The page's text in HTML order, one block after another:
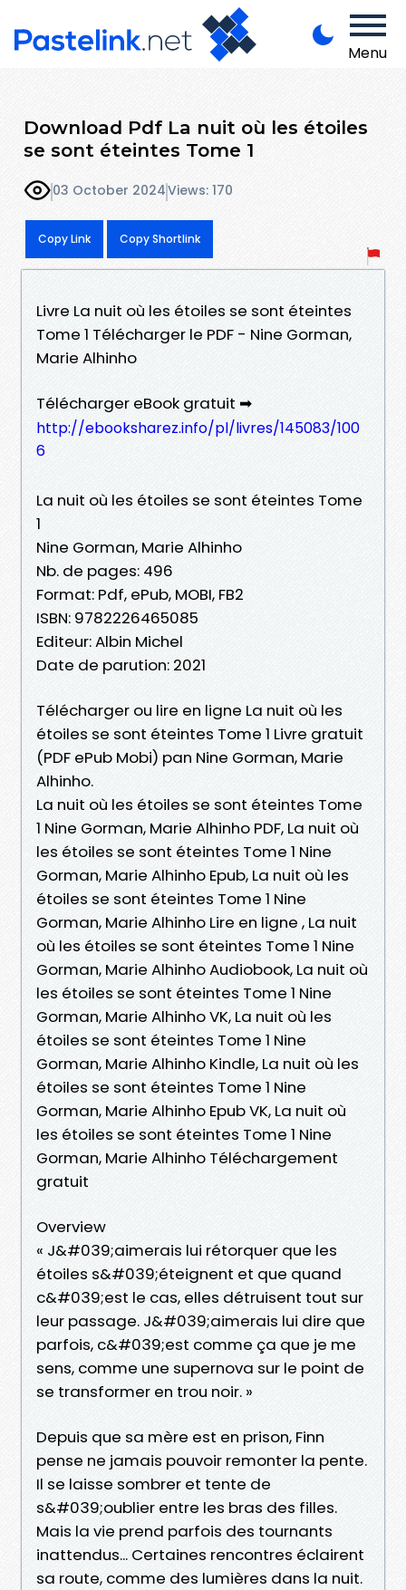
Menu
Download Pdf La nuit où les étoiles
se sont éteintes Tome 1
03 October 2024Views: 170
Copy Link Copy Shortlink
Livre La nuit où les étoiles se sont éteintes
Tome 1 Télécharger le PDF - Nine Gorman,
Marie Alhinho
Télécharger eBook gratuit ➡
http://ebooksharez.info/pl/livres/145083/100
6
La nuit où les étoiles se sont éteintes Tome
1
Nine Gorman, Marie Alhinho
Nb. de pages: 496
Format: Pdf, ePub, MOBI, FB2
ISBN: 9782226465085
Editeur: Albin Michel
Date de parution: 2021
Télécharger ou lire en ligne La nuit où les
étoiles se sont éteintes Tome 1 Livre gratuit
(PDF ePub Mobi) pan Nine Gorman, Marie
Alhinho.
La nuit où les étoiles se sont éteintes Tome
1 Nine Gorman, Marie Alhinho PDF, La nuit où
les étoiles se sont éteintes Tome 1 Nine
Gorman, Marie Alhinho Epub, La nuit où les
étoiles se sont éteintes Tome 1 Nine
Gorman, Marie Alhinho Lire en ligne , La nuit
où les étoiles se sont éteintes Tome 1 Nine
Gorman, Marie Alhinho Audiobook, La nuit où
les étoiles se sont éteintes Tome 1 Nine
Gorman, Marie Alhinho VK, La nuit où les
étoiles se sont éteintes Tome 1 Nine
Gorman, Marie Alhinho Kindle, La nuit où les
étoiles se sont éteintes Tome 1 Nine
Gorman, Marie Alhinho Epub VK, La nuit où
les étoiles se sont éteintes Tome 1 Nine
Gorman, Marie Alhinho Téléchargement
gratuit
Overview
« J&#039;aimerais lui rétorquer que les
étoiles s&#039;éteignent et que quand
c&#039;est le cas, elles détruisent tout sur
leur passage. J&#039;aimerais lui dire que
parfois, c&#039;est comme ça que je me
sens, comme une supernova sur le point de
se transformer en trou noir. »
Depuis que sa mère est en prison, Finn
pense ne jamais pouvoir remonter la pente.
Il se laisse sombrer et tente de
s&#039;oublier entre les bras des filles.
Mais la vie prend parfois des tournants
inattendus... Certaines rencontres éclairent
sa route, comme des lumières dans la nuit.